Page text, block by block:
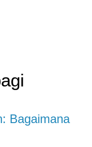
Bagaimana